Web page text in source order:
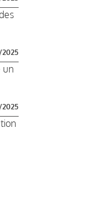
2025
un
2025